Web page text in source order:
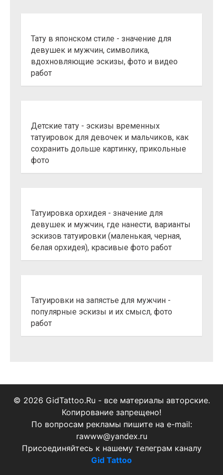
Тату в японском стиле - значение для
девушек и мужчин, символика,
вдохновляющие эскизы, фото и видео
работ
Детские тату - эскизы временных
татуировок для девочек и мальчиков, как
сохранить дольше картинку, прикольные
фото
Татуировка орхидея - значение для
девушек и мужчин, где нанести, варианты
эскизов татуировки (маленькая, черная,
белая орхидея), красивые фото работ
Татуировки на запястье для мужчин -
популярные эскизы и их смысл, фото
работ
© 2026 GidTattoo.Ru - все материалы авторские.
Копирование запрещено!
По вопросам рекламы пишите на e-mail:
rawww@yandex.ru
Присоединяйтесь к нашему телеграм каналу
Gid Tattoo